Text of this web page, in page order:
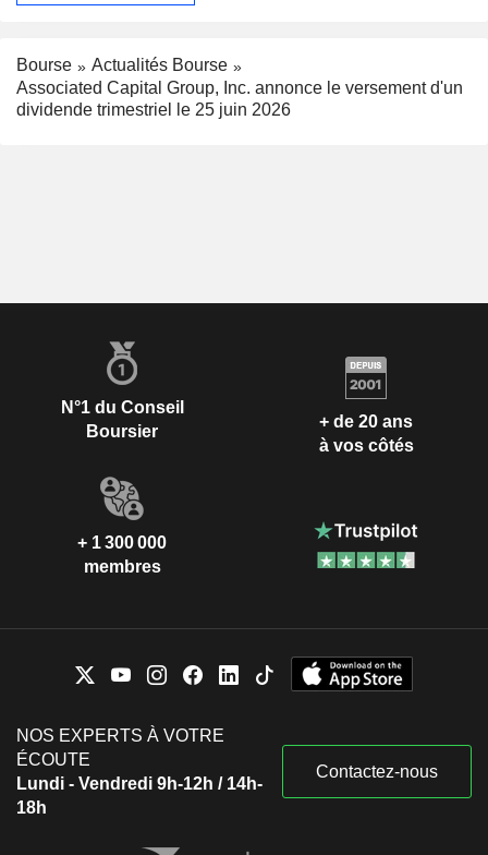
Bourse
Actualités Bourse
Associated Capital Group, Inc. annonce le versement d'un
dividende trimestriel le 25 juin 2026
N°1 du Conseil
Boursier
+ de 20 ans
à vos côtés
+ 1 300 000
membres
NOS EXPERTS À VOTRE
ÉCOUTE
Lundi - Vendredi 9h-12h / 14h-
18h
Contactez-nous